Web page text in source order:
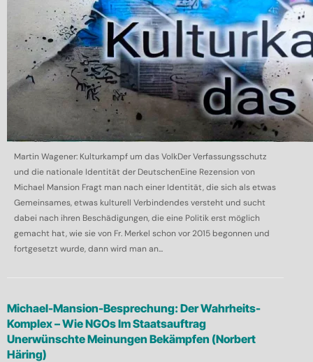
Martin Wagener: Kulturkampf um das VolkDer Verfassungsschutz
und die nationale Identität der DeutschenEine Rezension von
Michael Mansion Fragt man nach einer Identität, die sich als etwas
Gemeinsames, etwas kulturell Verbindendes versteht und sucht
dabei nach ihren Beschädigungen, die eine Politik erst möglich
gemacht hat, wie sie von Fr. Merkel schon vor 2015 begonnen und
fortgesetzt wurde, dann wird man an...
Michael-Mansion-Besprechung: Der Wahrheits-
Komplex – Wie NGOs Im Staatsauftrag
Unerwünschte Meinungen Bekämpfen (Norbert
Häring)